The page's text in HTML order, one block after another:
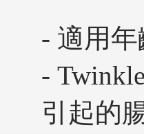
- 適用
-
引起的